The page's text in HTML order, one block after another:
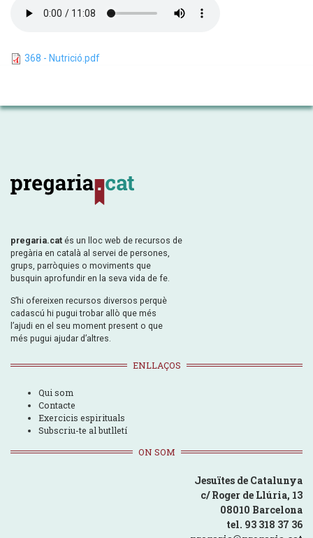
368 - Nutrició.pdf
pregaria.cat és un lloc web de recursos de
pregària en català al servei de persones,
grups, parròquies o moviments que
busquin aprofundir en la seva vida de fe.
S’hi ofereixen recursos diversos perquè
cadascú hi pugui trobar allò que més
l’ajudi en el seu moment present o que
més pugui ajudar d’altres.
ENLLAÇOS
Qui som
Contacte
Exercicis espirituals
Subscriu-te al butlletí
ON SOM
Jesuïtes de Catalunya
c/ Roger de Llúria, 13
08010 Barcelona
tel. 93 318 37 36